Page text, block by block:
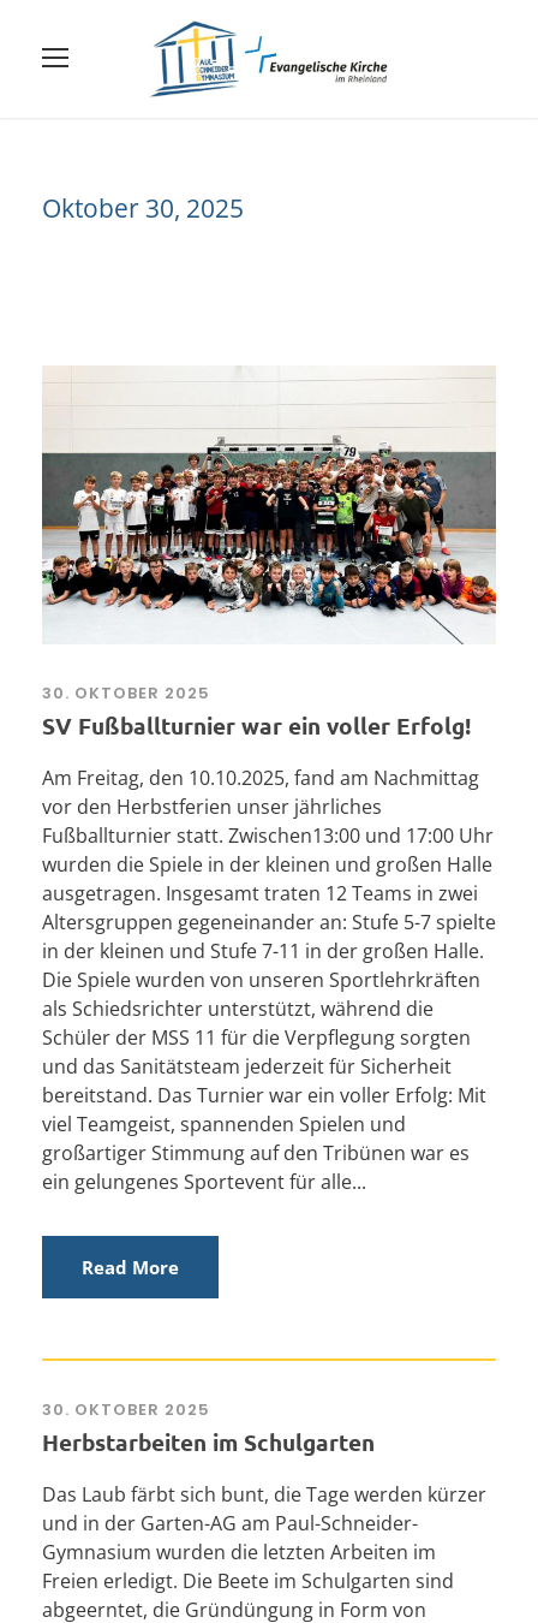
Oktober 30, 2025
30. OKTOBER 2025
SV Fußballturnier war ein voller Erfolg!
Am Freitag, den 10.10.2025, fand am Nachmittag
vor den Herbstferien unser jährliches
Fußballturnier statt. Zwischen13:00 und 17:00 Uhr
wurden die Spiele in der kleinen und großen Halle
ausgetragen. Insgesamt traten 12 Teams in zwei
Altersgruppen gegeneinander an: Stufe 5-7 spielte
in der kleinen und Stufe 7-11 in der großen Halle.
Die Spiele wurden von unseren Sportlehrkräften
als Schiedsrichter unterstützt, während die
Schüler der MSS 11 für die Verpflegung sorgten
und das Sanitätsteam jederzeit für Sicherheit
bereitstand. Das Turnier war ein voller Erfolg: Mit
viel Teamgeist, spannenden Spielen und
großartiger Stimmung auf den Tribünen war es
ein gelungenes Sportevent für alle...
Read More
30. OKTOBER 2025
Herbstarbeiten im Schulgarten
Das Laub färbt sich bunt, die Tage werden kürzer
und in der Garten-AG am Paul-Schneider-
Gymnasium wurden die letzten Arbeiten im
Freien erledigt. Die Beete im Schulgarten sind
abgeerntet, die Gründüngung in Form von